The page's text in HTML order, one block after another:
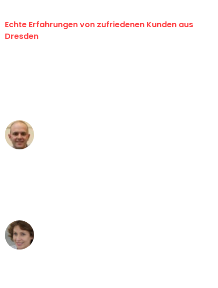
Echte Erfahrungen von zufriedenen Kunden aus
Dresden